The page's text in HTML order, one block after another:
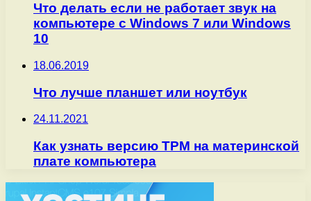
Что делать если не работает звук на
компьютере с Windows 7 или Windows
10
18.06.2019
Что лучше планшет или ноутбук
24.11.2021
Как узнать версию TPM на материнской
плате компьютера